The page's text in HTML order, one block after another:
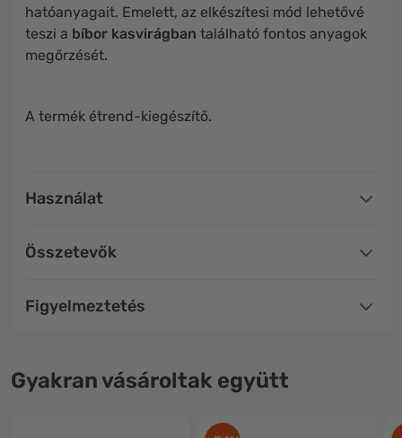
hatóanyagait. Emelett, az elkészítesi mód lehetővé
teszi a bíbor kasvirágban található fontos anyagok
megőrzését.
A termék étrend-kiegészítő.
Használat
Összetevők
Figyelmeztetés
Gyakran vásároltak együtt